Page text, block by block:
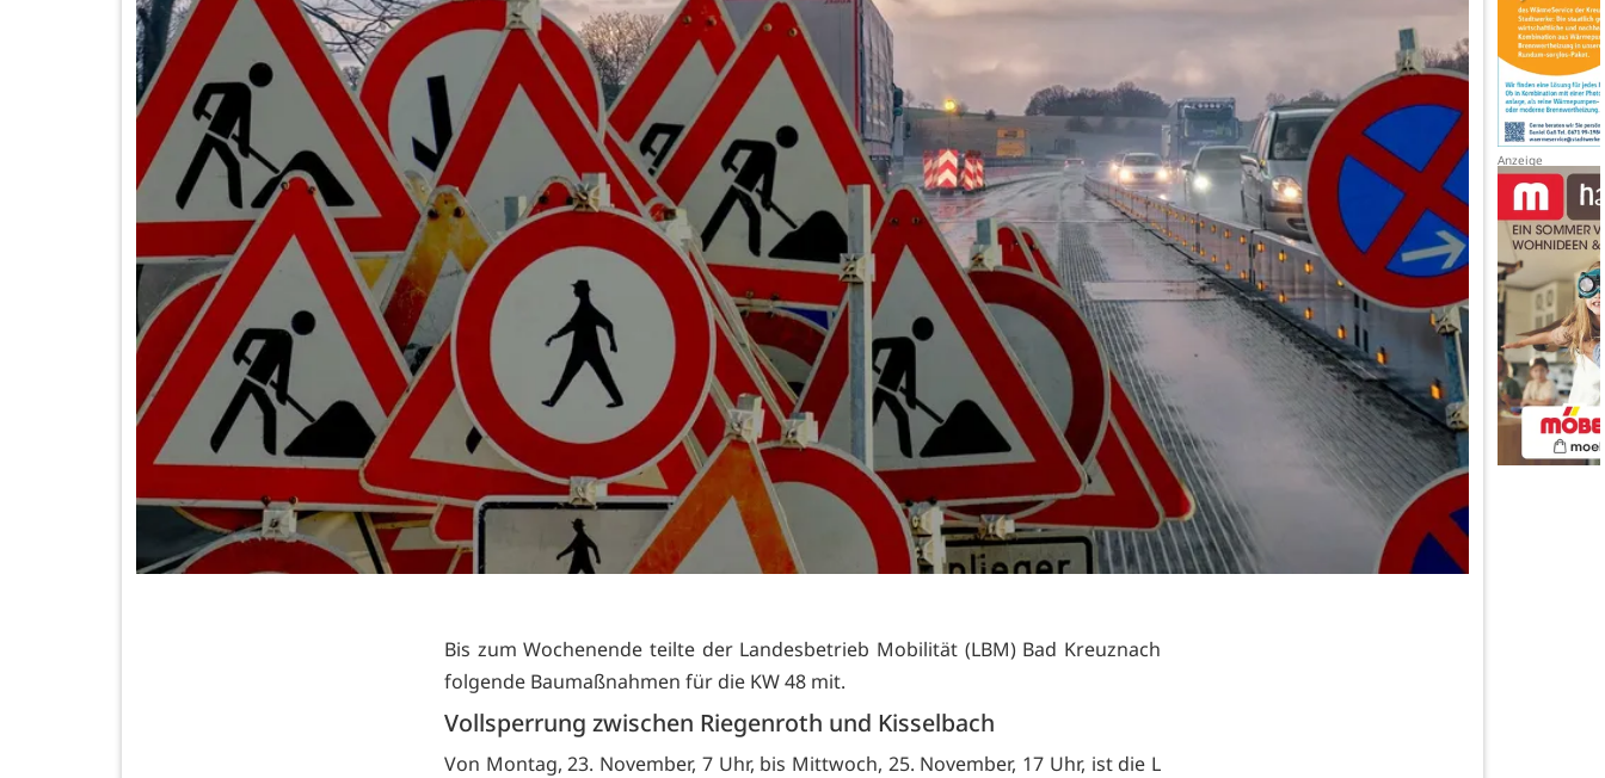
Bis zum Wochenende teilte der Landesbetrieb Mobilität (LBM) Bad Kreuznach
folgende Baumaßnahmen für die KW 48 mit.
Vollsperrung zwischen Riegenroth und Kisselbach
Von Montag, 23. November, 7 Uhr, bis Mittwoch, 25. November, 17 Uhr, ist die L